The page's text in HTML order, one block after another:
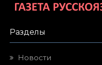
Разделы
Новости